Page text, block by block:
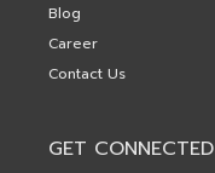
Blog
Career
Contact Us
GET CONNECTED